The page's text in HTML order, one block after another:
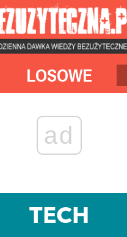
LOSOWE
ad
TECH